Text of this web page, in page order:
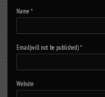
Name*
Email(will not be published)*
Website